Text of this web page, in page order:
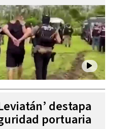
destapa
portuaria